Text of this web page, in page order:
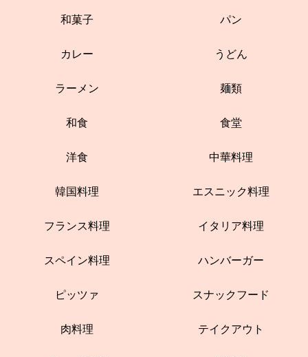
和菓子 パン
カレー うどん
ラーメン 麺類
和食 食堂
洋食 中華料理
韓国料理 エスニック料理
フランス料理 イタリア料理
スペイン料理 ハンバーガー
ピッツァ スナックフード
肉料理 テイクアウト